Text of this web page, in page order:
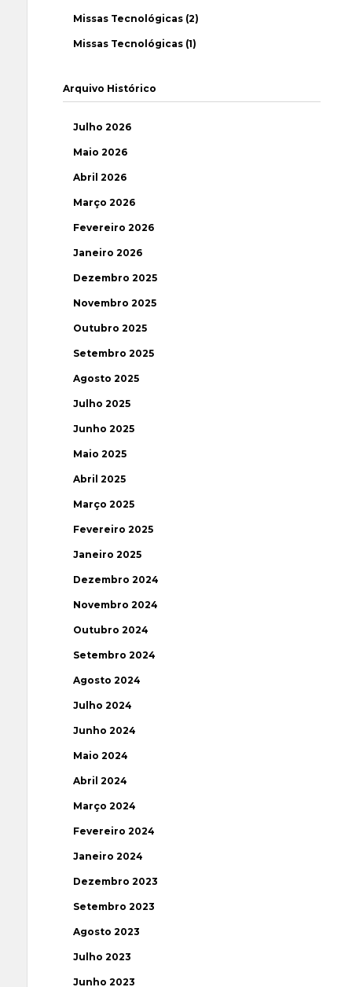
Missas Tecnológicas (2)
Missas Tecnológicas (1)
Arquivo Histórico
Julho 2026
Maio 2026
Abril 2026
Março 2026
Fevereiro 2026
Janeiro 2026
Dezembro 2025
Novembro 2025
Outubro 2025
Setembro 2025
Agosto 2025
Julho 2025
Junho 2025
Maio 2025
Abril 2025
Março 2025
Fevereiro 2025
Janeiro 2025
Dezembro 2024
Novembro 2024
Outubro 2024
Setembro 2024
Agosto 2024
Julho 2024
Junho 2024
Maio 2024
Abril 2024
Março 2024
Fevereiro 2024
Janeiro 2024
Dezembro 2023
Setembro 2023
Agosto 2023
Julho 2023
Junho 2023